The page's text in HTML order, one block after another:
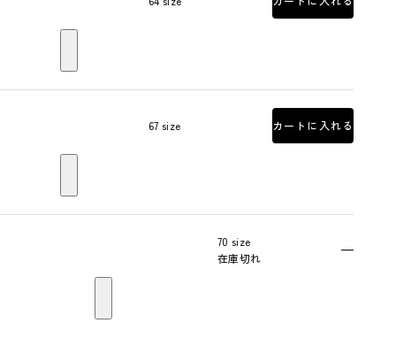
67 size カートに入れる
70 size
在庫切れ
—